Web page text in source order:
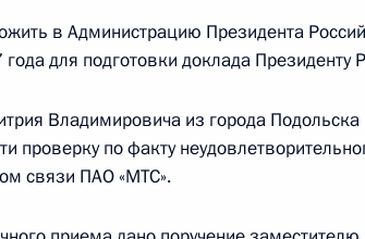
года, среда
по поручению Президента
Мурат Кабалоев провёл в
в Администрацию Президента
для подготовки доклада Президенту
Владимировича из города
проверку по факту
связи ПАО «МТС».